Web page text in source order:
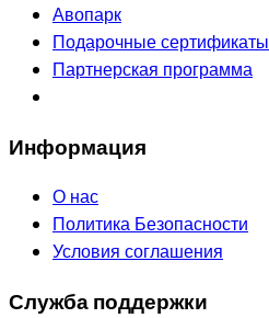
Авопарк
Подарочные сертификаты
Партнерская программа
Информация
О нас
Политика Безопасности
Условия соглашения
Служба поддержки